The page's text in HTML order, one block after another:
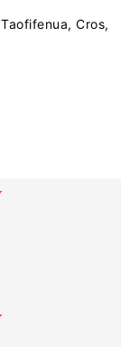
Cros,